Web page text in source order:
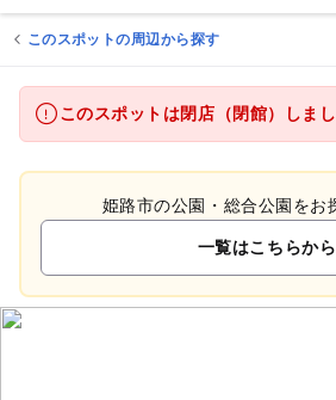
このスポットの周辺から探す
このスポットは閉店（閉館）しま
姫路市の公園・総合公園をお
一覧はこちらから